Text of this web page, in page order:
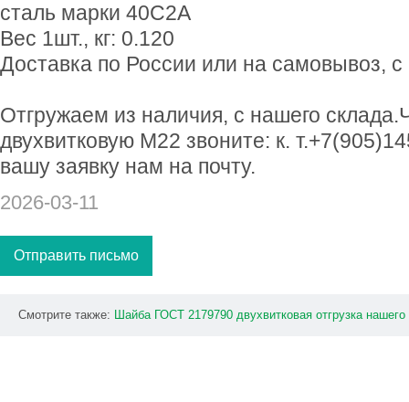
сталь марки 40С2А
Вес 1шт., кг: 0.120
Доставка по России или на самовывоз, с
Отгружаем из наличия, с нашего
двухвитковую М22 звоните: к.
вашу заявку нам на почту.
2026-03-11
Отправить письмо
Смотрите также: Шайба ГОСТ 2179790 двухвитковая отгрузка нашего